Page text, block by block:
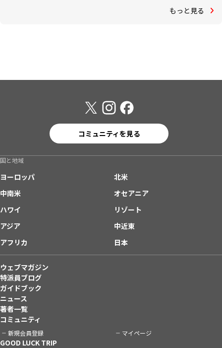
もっと見る
コミュニティを見る
国と地域
ヨーロッパ
北米
中南米
オセアニア
ハワイ
リゾート
アジア
中近東
アフリカ
日本
ウェブマガジン
特派員ブログ
ガイドブック
ニュース
著者一覧
コミュニティ
新規会員登録 マイページ
GOOD LUCK TRIP